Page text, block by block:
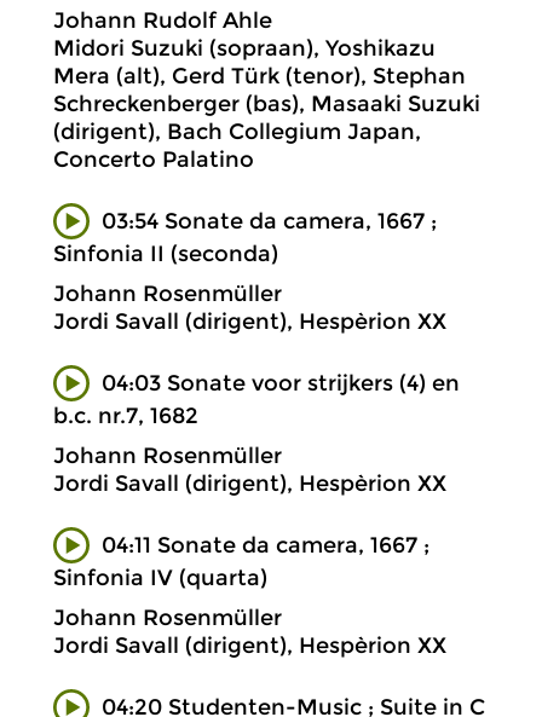
Johann Rudolf Ahle
Midori Suzuki (sopraan), Yoshikazu
Mera (alt), Gerd Türk (tenor), Stephan
Schreckenberger (bas), Masaaki Suzuki
(dirigent), Bach Collegium Japan,
Concerto Palatino
03:54 Sonate da camera, 1667 ;
Sinfonia II (seconda)
Johann Rosenmüller
Jordi Savall (dirigent), Hespèrion XX
04:03 Sonate voor strijkers (4) en
b.c. nr.7, 1682
Johann Rosenmüller
Jordi Savall (dirigent), Hespèrion XX
04:11 Sonate da camera, 1667 ;
Sinfonia IV (quarta)
Johann Rosenmüller
Jordi Savall (dirigent), Hespèrion XX
04:20 Studenten-Music ; Suite in C